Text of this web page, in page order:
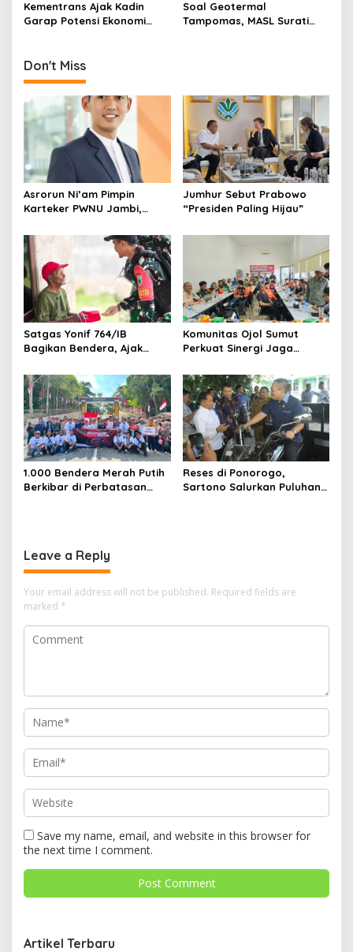
o
Kementrans Ajak Kadin
Garap Potensi Ekonomi
Soal Geotermal
Tampomas, MASL Surati
Don't Miss
Asrorun Ni’am Pimpin
Karteker PWNU Jambi,
Muda Visioner untuk Abad
Kedua NU
Jumhur Sebut Prabowo
“Presiden Paling Hijau”
Satgas Yonif 764/IB
Bagikan Bendera, Ajak
HUT RI
Komunitas Ojol Sumut
Perkuat Sinergi Jaga
1.000 Bendera Merah Putih
Berkibar di Perbatasan
Reses di Ponorogo,
Sartono Salurkan Puluhan
Leave a Reply
Your email address will not be published. Required fields are
marked *
Save my name, email, and website in this browser for
the next time I comment.
Artikel Terbaru